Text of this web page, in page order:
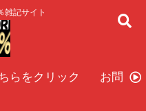
雑記サイト
らをクリック お問い